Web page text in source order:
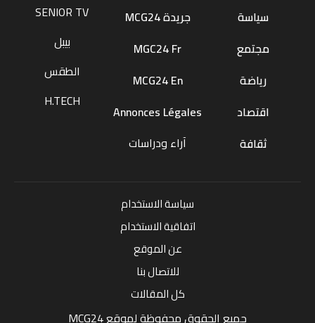
سياسة
مجتمع
رياضة
اقتصاد
ثقافة
جريدة MCG24
MGC24 Fr
MCG24 En
Annonces Légales
آراء ودراسات
SENIOR TV
بيبل
الطقس
H.TECH
سياسة الاستخدام
اتفاقية الاستخدام
عن الموقع
للاتصال بنا
كل المقالات
جميع الحقوق محفوظة لموقع MCG24